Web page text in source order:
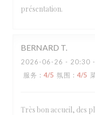
présentation.
BERNARD T
2026-06-26 - 20:30
服务 : 4/5 氛围 : 4/5
Très bon accueil, des